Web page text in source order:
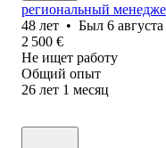
региональный
48 лет • Был 6 августа
2 500 €
Не ищет работу
Общий опыт
26 лет 1 месяц